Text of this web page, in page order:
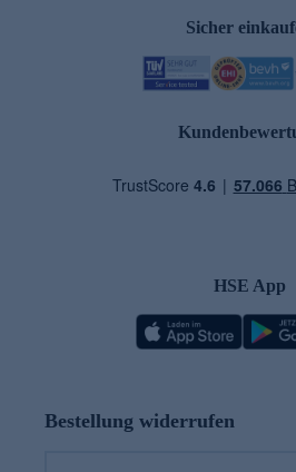
Sicher
HSE App
Bestellung widerrufen